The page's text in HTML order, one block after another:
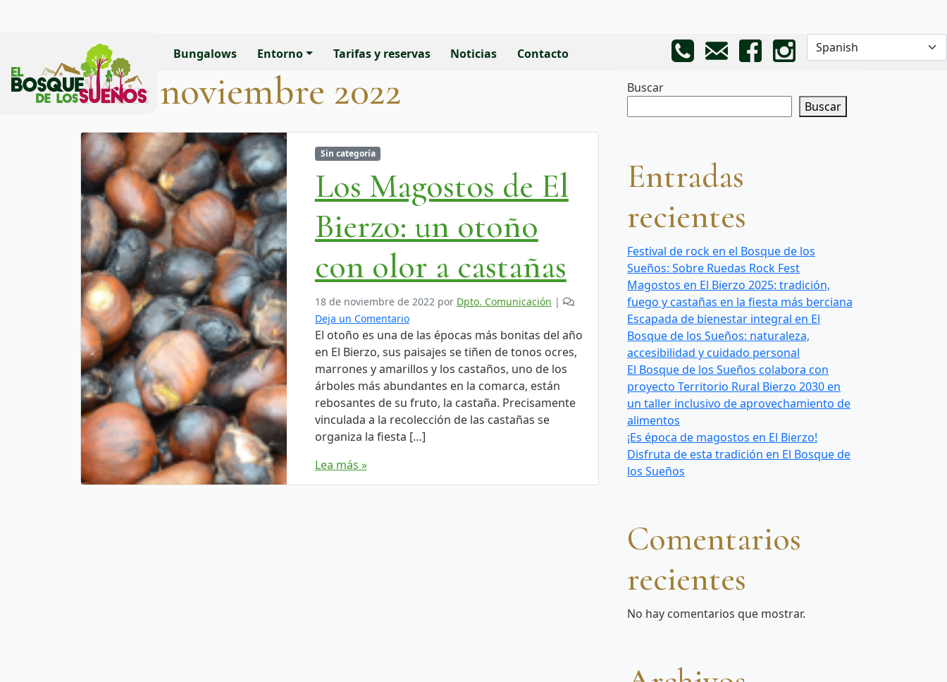
Bungalows Entorno Tarifas y reservas Noticias Contacto
Mes: noviembre 2022
Sin categoría
Los Magostos de El
Bierzo: un otoño
con olor a castañas
18 de noviembre de 2022por Dpto. Comunicación |
Deja un Comentario
El otoño es una de las épocas más bonitas del año
en El Bierzo, sus paisajes se tiñen de tonos ocres,
marrones y amarillos y los castaños, uno de los
árboles más abundantes en la comarca, están
rebosantes de su fruto, la castaña. Precisamente
vinculada a la recolección de las castañas se
organiza la fiesta […]
Lea más »
Buscar
Buscar
Entradas
recientes
Festival de rock en el Bosque de los
Sueños: Sobre Ruedas Rock Fest
Magostos en El Bierzo 2025: tradición,
fuego y castañas en la fiesta más berciana
Escapada de bienestar integral en El
Bosque de los Sueños: naturaleza,
accesibilidad y cuidado personal
El Bosque de los Sueños colabora con
proyecto Territorio Rural Bierzo 2030 en
un taller inclusivo de aprovechamiento de
alimentos
¡Es época de magostos en El Bierzo!
Disfruta de esta tradición en El Bosque de
los Sueños
Comentarios
recientes
No hay comentarios que mostrar.